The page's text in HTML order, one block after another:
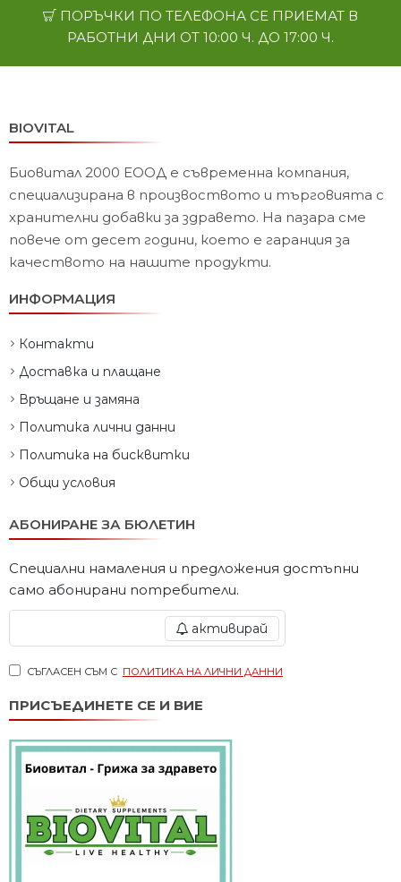
ПОРЪЧКИ ПО ТЕЛЕФОНА СЕ ПРИЕМАТ В
РАБОТНИ ДНИ ОТ 10:00 Ч. ДО 17:00 Ч.
BIOVITAL
Биовитал 2000 ЕООД е съвременна компания,
специализирана в произвоството и търговията с
хранителни добавки за здравето. На пазара сме
повече от десет години, което е гаранция за
качеството на нашите продукти.
ИНФОРМАЦИЯ
Контакти
Доставка и плащане
Връщане и замяна
Политика лични данни
Политика на бисквитки
Общи условия
АБОНИРАНЕ ЗА БЮЛЕТИН
Специални намаления и предложения достъпни
само абонирани потребители.
активирай
СЪГЛАСЕН СЪМ С ПОЛИТИКА НА ЛИЧНИ ДАННИ
ПРИСЪЕДИНЕТЕ СЕ И ВИЕ